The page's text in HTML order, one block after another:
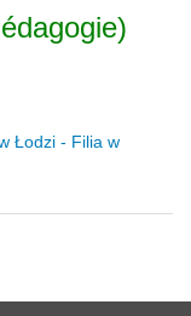
Łodzi - Filia w